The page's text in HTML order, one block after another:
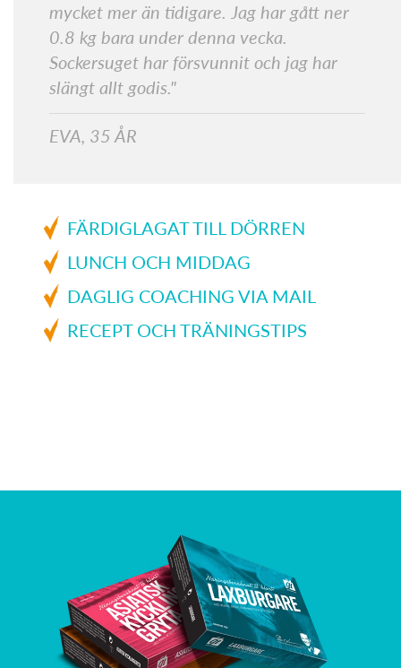
mycket mer än tidigare. Jag har gått ner
0.8 kg bara under denna vecka.
Sockersuget har försvunnit och jag har
slängt allt godis."
EVA, 35 ÅR
FÄRDIGLAGAT TILL DÖRREN
LUNCH OCH MIDDAG
DAGLIG COACHING VIA MAIL
RECEPT OCH TRÄNINGSTIPS